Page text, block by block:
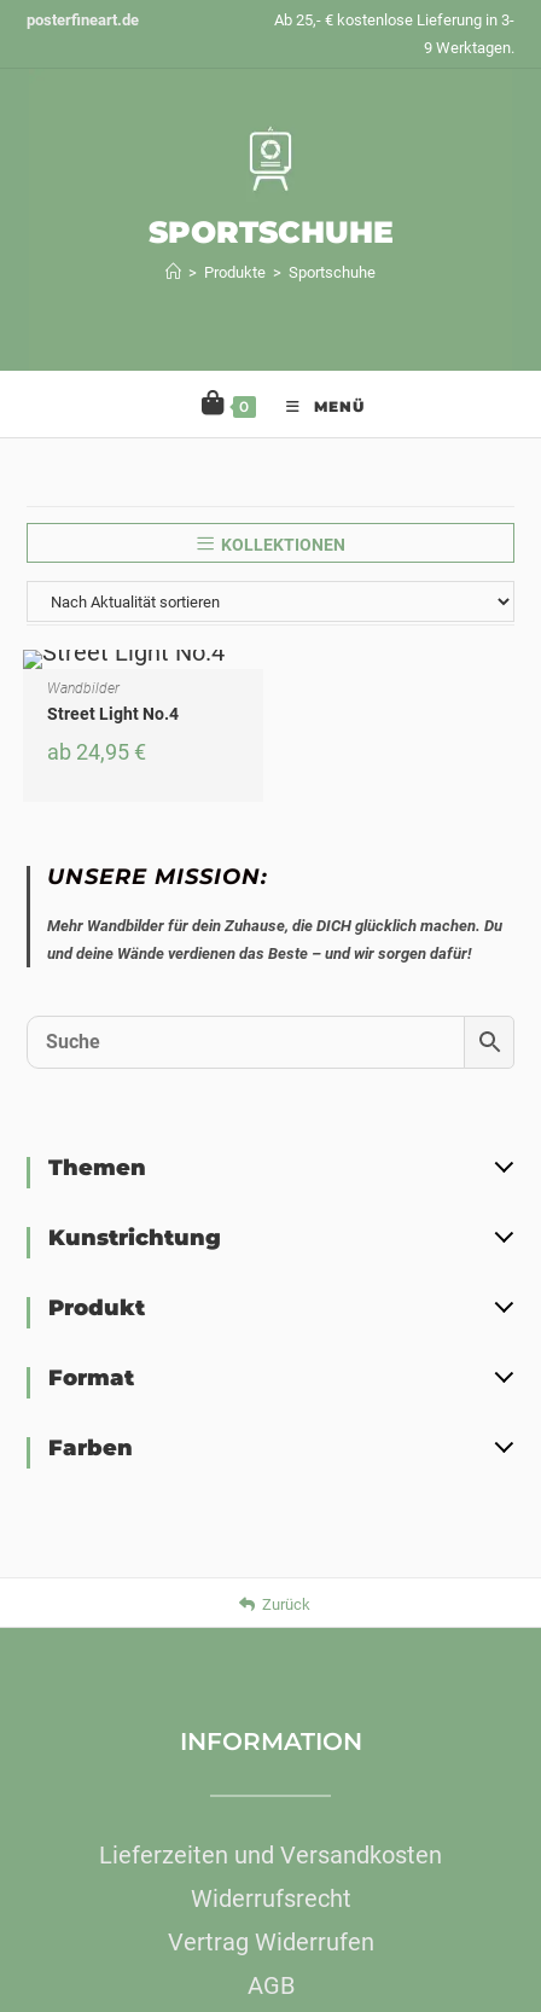
Zumposterfineart.de
Ab 25,- € kostenlose Lieferung in 3-
9 Werktagen.
SPORTSCHUHE
> Produkte > Sportschuhe
0 MENÜ
KOLLEKTIONEN
AUSFÜHRUNG WÄHLEN
Wandbilder
Street Light No.4
ab 24,95 €
UNSERE MISSION:
Mehr Wandbilder für dein Zuhause, die DICH glücklich machen. Du
und deine Wände verdienen das Beste – und wir sorgen dafür!
Themen
Kunstrichtung
Produkt
Format
Farben
Zurück
INFORMATION
Lieferzeiten und Versandkosten
Widerrufsrecht
Vertrag Widerrufen
AGB